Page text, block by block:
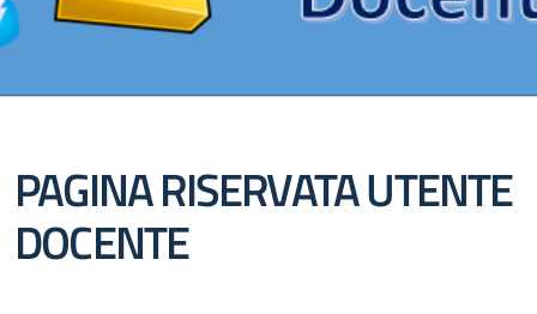
PAGINA RISERVATA UTENTE
DOCENTE